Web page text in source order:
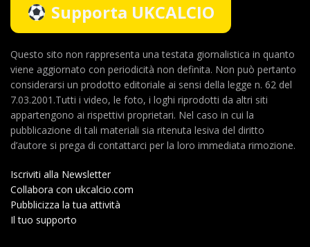
Supporta UKCALCIO
Questo sito non rappresenta una testata giornalistica in quanto
viene aggiornato con periodicità non definita. Non può pertanto
considerarsi un prodotto editoriale ai sensi della legge n. 62 del
7.03.2001.Tutti i video, le foto, i loghi riprodotti da altri siti
appartengono ai rispettivi proprietari. Nel caso in cui la
pubblicazione di tali materiali sia ritenuta lesiva del diritto
d’autore si prega di contattarci per la loro immediata rimozione.
Iscriviti alla Newsletter
Collabora con ukcalcio.com
Pubblicizza la tua attività
Il tuo supporto